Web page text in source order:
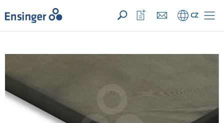
VAŠE POPTÁVKA ({{productCount}} Produkty)OTEVŘÍT
Domů CZ
Otevřít
seznam
oblíbených